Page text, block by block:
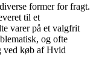
former for fragt.
til et
varer på et valgfrit
og ofte
ved køb af Hvid